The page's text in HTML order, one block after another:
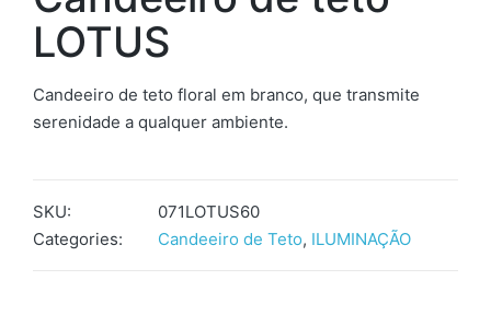
LOTUS
Candeeiro de teto floral em branco, que transmite
serenidade a qualquer ambiente.
SKU:
071LOTUS60
Categories:
Candeeiro de Teto, ILUMINAÇÃO